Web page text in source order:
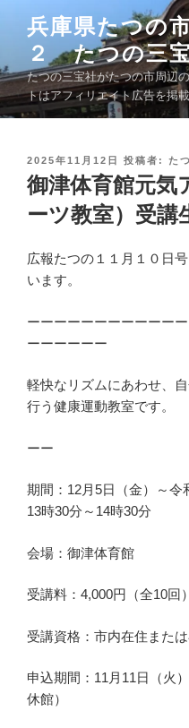
ン
ツ
へ
兵庫県たつの
２ たつの三
たつの三宝社がたつの市周辺
トはアフィリエイト広告を掲
投
稿
日
2025年11月12日 投稿者: た
御津体育館元気
ーツ教室）受講
広報たつの１１月１０日
います。
ーーーーーーーーーーー
ーーーーーー
軽快なリズムにあわせ、
行う健康運動教室です。
ーー
期間：12月5日（金）～令
13時30分～14時30分
会場：御津体育館
受講料：4,000円（全10回）
受講資格：市内在住また
申込期間：11月11日（火
休館）